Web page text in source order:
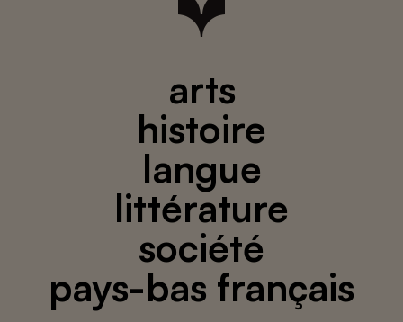
arts
histoire
langue
littérature
société
pays-bas français